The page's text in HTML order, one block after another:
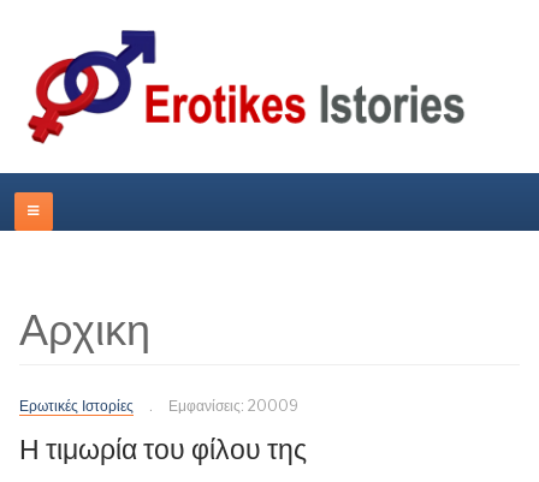
Αρχικη
Ερωτικές Ιστορίες Εμφανίσεις: 20009
Η τιμωρία του φίλου της